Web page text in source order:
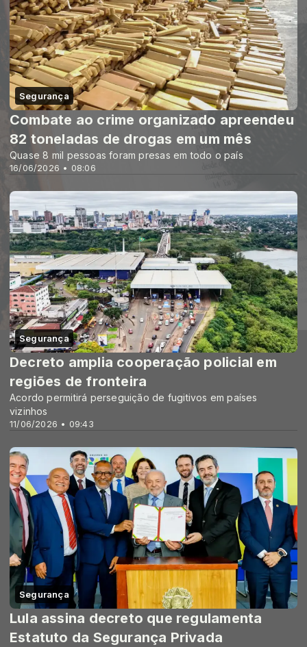
Segurança
16/06/2026 • 08:06
Combate ao crime organizado apreendeu
82 toneladas de drogas em um mês
Quase 8 mil pessoas foram presas em todo o país
Segurança
11/06/2026 • 09:43
Decreto amplia cooperação policial em
regiões de fronteira
Acordo permitirá perseguição de fugitivos em países
vizinhos
Segurança
Lula assina decreto que regulamenta
Estatuto da Segurança Privada